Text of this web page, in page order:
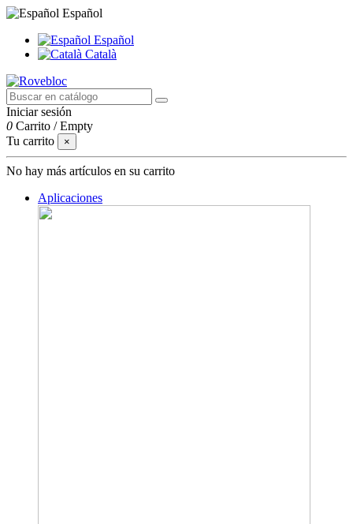
Español
Español
Català
Iniciar sesión
0 Carrito /Empty
Tu carrito
×
No hay más artículos en su carrito
Aplicaciones